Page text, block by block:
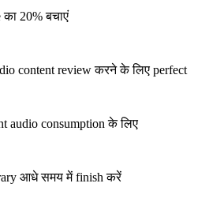
20% बचाएं
content review करने के लिए perfect
audio consumption के लिए
आधे समय में finish करें